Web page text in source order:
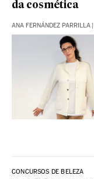
da cosmética
ANA FERNÁNDEZ PARRILLA
CONCURSOS DE BELEZA